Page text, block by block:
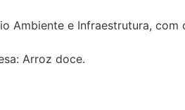
e Infraestrutura, com
Arroz doce.